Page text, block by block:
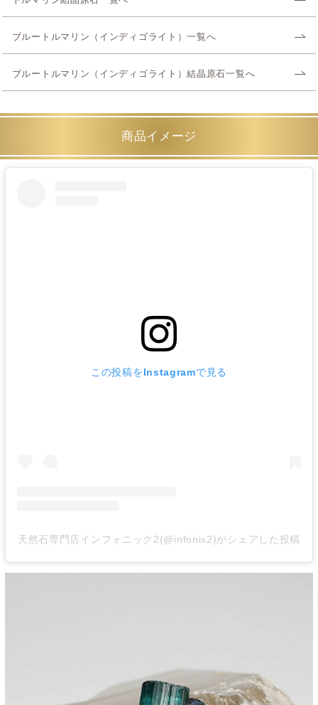
ブルートルマリン（インディゴライト）一覧へ
ブルートルマリン（インディゴライト）結晶原石一覧へ
商品イメージ
この投稿をInstagramで見る
天然石専門店インフォニック2(@infonix2)がシェアした投稿